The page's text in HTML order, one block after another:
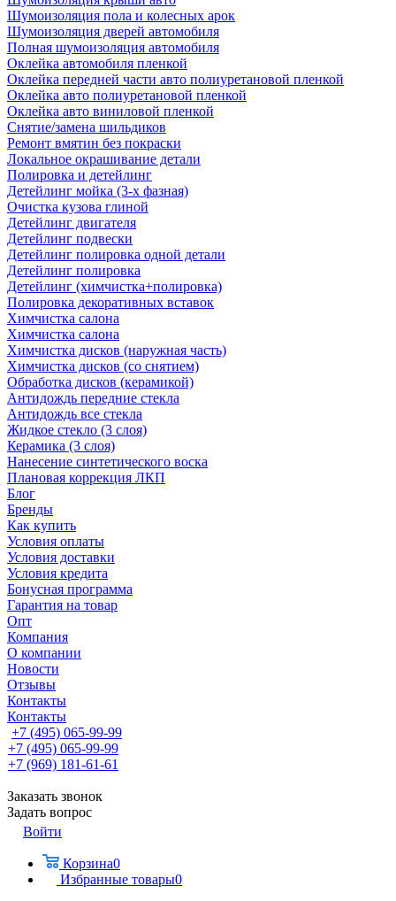
Шумоизоляция пола и колесных арок
Шумоизоляция дверей автомобиля
Полная шумоизоляция автомобиля
Оклейка автомобиля пленкой
Оклейка передней части авто полиуретановой пленкой
Оклейка авто полиуретановой пленкой
Оклейка авто виниловой пленкой
Снятие/замена шильдиков
Ремонт вмятин без покраски
Локальное окрашивание детали
Полировка и детейлинг
Детейлинг мойка (3-х фазная)
Очистка кузова глиной
Детейлинг двигателя
Детейлинг подвески
Детейлинг полировка одной детали
Детейлинг полировка
Детейлинг (химчистка+полировка)
Полировка декоративных вставок
Химчистка салона
Химчистка салона
Химчистка дисков (наружная часть)
Химчистка дисков (со снятием)
Обработка дисков (керамикой)
Антидождь передние стекла
Антидождь все стекла
Жидкое стекло (3 слоя)
Керамика (3 слоя)
Нанесение синтетического воска
Плановая коррекция ЛКП
Блог
Бренды
Как купить
Условия оплаты
Условия доставки
Условия кредита
Бонусная программа
Гарантия на товар
Опт
Компания
О компании
Новости
Отзывы
Контакты
Контакты
+7 (495) 065-99-99
+7 (495) 065-99-99
+7 (969) 181-61-61
Заказать звонок
Задать вопрос
Войти
Корзина0
Избранные товары0